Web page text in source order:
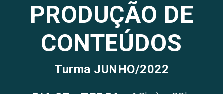
PRODUÇÃO DE
CONTEÚDOS
Turma JUNHO/2022